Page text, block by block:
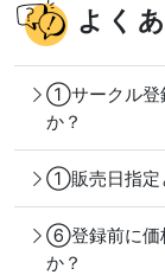
よく
①サークル登
か？
①販売日指定
⑥登録前に価
か？